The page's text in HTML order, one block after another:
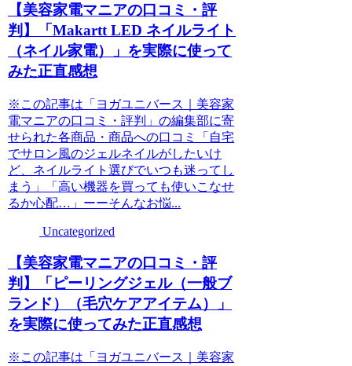
【美容家電マニアの口コミ・評
判】「Makartt LED ネイルライト
（ネイル家電）」を実際に使って
みた正直感想
※この記事は「ヨガユニバース｜美容家
電マニアの口コミ・評判」の編集部に寄
せられた各商品・商品への口コミ「自宅
でサロン風のジェルネイルがしたいけ
ど、ネイルライト選びでいつも迷ってし
まう」「高い機器を買っても使いこなせ
るか心配…」ーーそんなお悩...
Uncategorized
【美容家電マニアの口コミ・評
判】「ピーリングジェル（一般ブ
ランド）（毛穴ケアアイテム）」
を実際に使ってみた正直感想
※この記事は「ヨガユニバース｜美容家